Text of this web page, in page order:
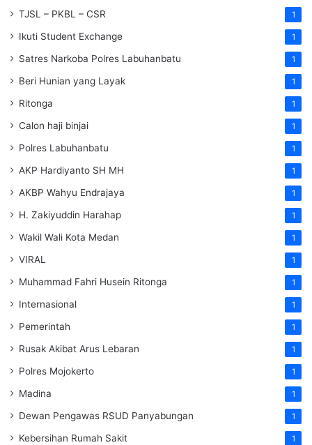
TJSL – PKBL – CSR 1
Ikuti Student Exchange 1
Satres Narkoba Polres Labuhanbatu 1
Beri Hunian yang Layak 1
Ritonga 1
Calon haji binjai 1
Polres Labuhanbatu 1
AKP Hardiyanto SH MH 1
AKBP Wahyu Endrajaya 1
H. Zakiyuddin Harahap 1
Wakil Wali Kota Medan 1
VIRAL 1
Muhammad Fahri Husein Ritonga 1
Internasional 1
Pemerintah 1
Rusak Akibat Arus Lebaran 1
Polres Mojokerto 1
Madina 1
Dewan Pengawas RSUD Panyabungan 1
Kebersihan Rumah Sakit 1